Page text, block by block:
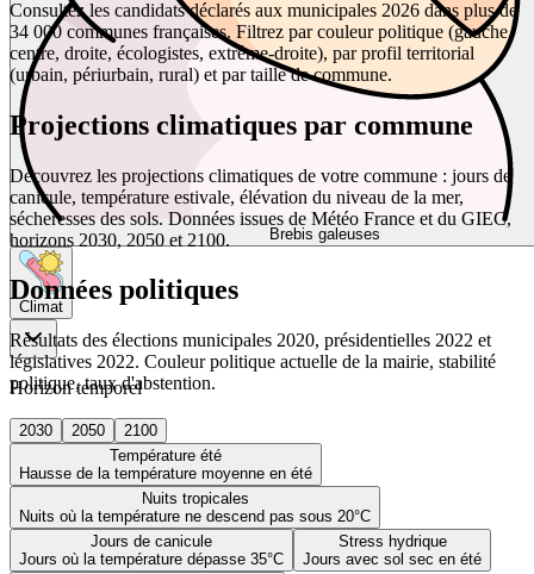
Brebis galeuses
Climat
Horizon temporel
2030 2050
2100
Température été
Hausse de la température moyenne en été
Nuits tropicales
Nuits où la température ne descend pas sous 20°C
Jours de canicule
Jours où la température dépasse 35°C
Stress hydrique
Jours avec sol sec en été
Consultez les candidats déclarés aux municipales 2026 dans plus de
34 000 communes françaises. Filtrez par couleur politique (gauche,
centre, droite, écologistes, extrême-droite), par profil territorial
(urbain, périurbain, rural) et par taille de commune.
Projections climatiques par commune
Découvrez les projections climatiques de votre commune : jours de
canicule, température estivale, élévation du niveau de la mer,
sécheresses des sols. Données issues de Météo France et du GIEC,
horizons 2030, 2050 et 2100.
Données politiques
Résultats des élections municipales 2020, présidentielles 2022 et
législatives 2022. Couleur politique actuelle de la mairie, stabilité
politique, taux d'abstention.